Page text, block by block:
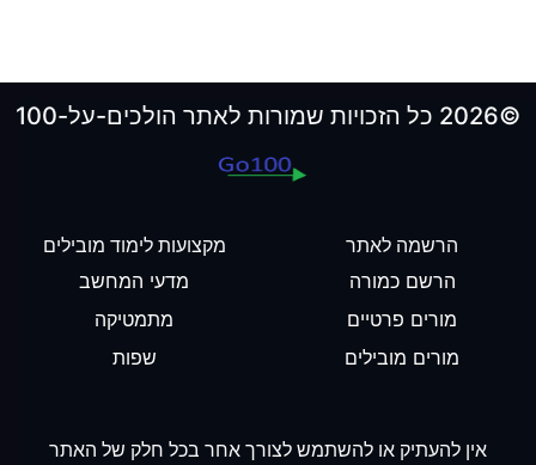
©2026 כל הזכויות שמורות לאתר הולכים-על-100
הרשמה לאתר
הרשם כמורה
מורים פרטיים
מורים מובילים
מקצועות לימוד מובילים
מדעי המחשב
מתמטיקה
שפות
אין להעתיק או להשתמש לצורך אחר בכל חלק של האתר